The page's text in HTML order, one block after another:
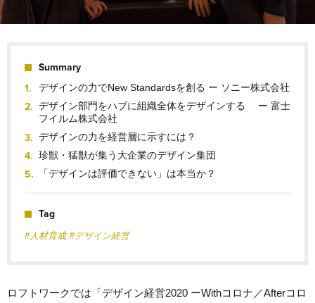
Summary
デザインの力でNew Standardsを創る ー ソニー株式会社
デザイン部門をハブに組織全体をデザインする ー 富士
フイルム株式会社
デザインの力を経営層に示すには？
珍獣・猛獣が集う大企業のデザイン集団
「デザインは評価できない」は本当か？
Tag
#人材育成 #デザイン経営
ロフトワークでは「デザイン経営2020 ーWithコロナ／Afterコロ